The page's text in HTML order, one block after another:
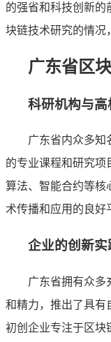
的强省和科技创新的
块链技术研究的情况
广东省区
科研机构与
广东省内众多知
的专业课程和研究项
算法、智能合约等核
术传播和应用的良好
企业的创新实
广东省拥有众多
和精力，推出了具有
初创企业专注于区块